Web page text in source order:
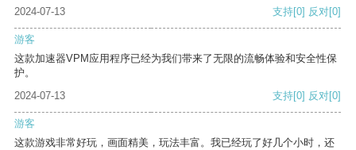
2024-07-13 支持[0] 反对[0]
游客
这款加速器VPM应用程序已经为我们带来了无限的流畅体验和安全性保
护。
2024-07-13
支持[0] 反对[0]
游客
这款游戏非常好玩，画面精美，玩法丰富。我已经玩了好几个小时，还